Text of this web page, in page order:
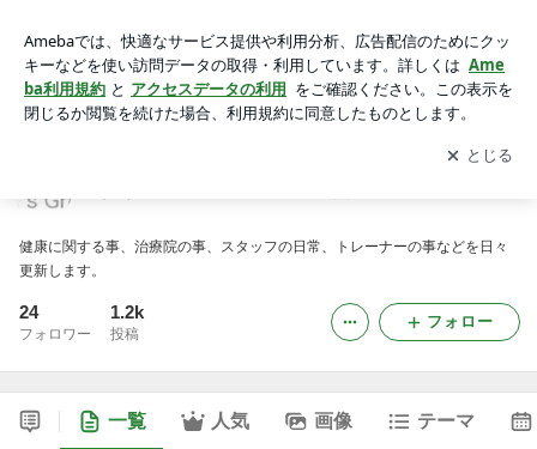
アプリをダウンロードして ブログの更新通知
を受け取りまし
ょう。
開く
健康に関する事、治療院の事、スタッフの日常、トレーナーの事などを日々
更新します。
24
フォロワー
1.2k
投稿
フォロー
一覧 人気 画像 テーマ